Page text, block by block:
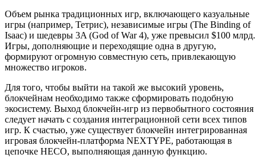
Объем рынка традиционных игр, включающего казуальные
игры (например, Тетрис), независимые игры (The Binding of
Isaac) и шедевры 3A (God of War 4), уже превысил $100 млрд.
Игры, дополняющие и переходящие одна в другую,
формируют огромную совместную сеть, привлекающую
множество игроков.
Для того, чтобы выйти на такой же высокий уровень,
блокчейнам необходимо также сформировать подобную
экосистему. Выход блокчейн-игр из первобытного состояния
следует начать с создания интеграционной сети всех типов
игр. К счастью, уже существует блокчейн интегрированная
игровая блокчейн-платформа NEXTYPE, работающая в
цепочке НЕСО, выполняющая данную функцию.